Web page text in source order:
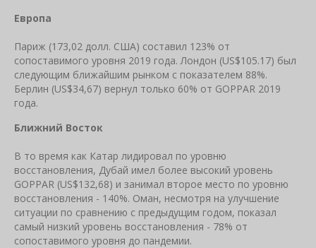
Европа
Париж (173,02 долл. США) составил 123% от
сопоставимого уровня 2019 года. Лондон (US$105.17) был
следующим ближайшим рынком с показателем 88%.
Берлин (US$34,67) вернул только 60% от GOPPAR 2019
года.
Ближний Восток
В то время как Катар лидировал по уровню
восстановления, Дубай имел более высокий уровень
GOPPAR (US$132,68) и занимал второе место по уровню
восстановления - 140%. Оман, несмотря на улучшение
ситуации по сравнению с предыдущим годом, показал
самый низкий уровень восстановления - 78% от
сопоставимого уровня до пандемии.